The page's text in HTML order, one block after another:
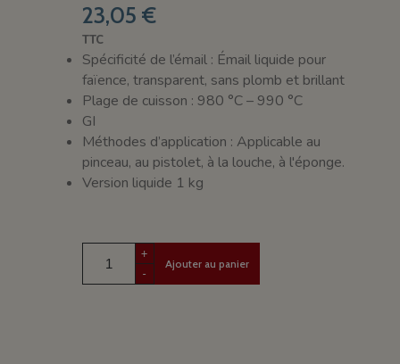
23,05 €
TTC
Spécificité de l’émail : Émail liquide pour
faïence, transparent, sans plomb et brillant
Plage de cuisson : 980 °C – 990 °C
GI
Méthodes d’application : Applicable au
pinceau, au pistolet, à la louche, à l'éponge.
Version liquide 1 kg
+
-
Ajouter au panier